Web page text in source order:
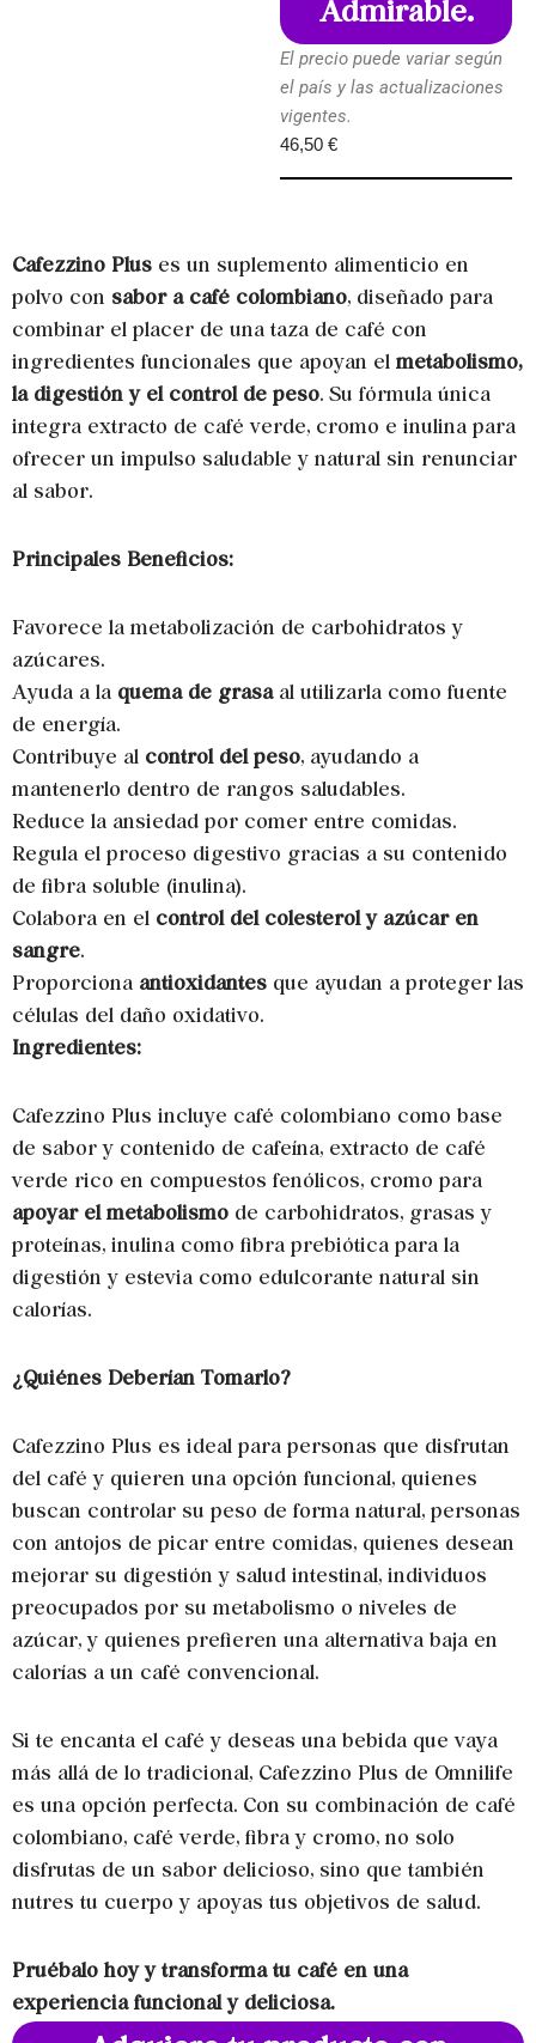
Admirable.
El precio puede variar según
el país y las actualizaciones
vigentes.
46,50 €
Cafezzino Plus es un suplemento alimenticio en
polvo con sabor a café colombiano, diseñado para
combinar el placer de una taza de café con
ingredientes funcionales que apoyan el metabolismo,
la digestión y el control de peso. Su fórmula única
integra extracto de café verde, cromo e inulina para
ofrecer un impulso saludable y natural sin renunciar
al sabor.
Principales Beneficios:
Favorece la metabolización de carbohidratos y
azúcares.
Ayuda a la quema de grasaal utilizarla como fuente
de energía.
Contribuye al control del peso, ayudando a
mantenerlo dentro de rangos saludables.
Reduce la ansiedad por comer entre comidas.
Regula el proceso digestivo gracias a su contenido
de fibra soluble (inulina).
Colabora en el control del colesterol y azúcar en
sangre.
Proporciona antioxidantes que ayudan a proteger las
células del daño oxidativo.
Ingredientes:
Cafezzino Plus incluye café colombiano como base
de sabor y contenido de cafeína, extracto de café
verde rico en compuestos fenólicos, cromo para
apoyar el metabolismo de carbohidratos, grasas y
proteínas, inulina como fibra prebiótica para la
digestión y estevia como edulcorante natural sin
calorías.
¿Quiénes Deberían Tomarlo?
Cafezzino Plus es ideal para personas que disfrutan
del café y quieren una opción funcional, quienes
buscan controlar su peso de forma natural, personas
con antojos de picar entre comidas, quienes desean
mejorar su digestión y salud intestinal, individuos
preocupados por su metabolismo o niveles de
azúcar, y quienes prefieren una alternativa baja en
calorías a un café convencional.
Si te encanta el café y deseas una bebida que vaya
más allá de lo tradicional, Cafezzino Plus de Omnilife
es una opción perfecta. Con su combinación de café
colombiano, café verde, fibra y cromo, no solo
disfrutas de un sabor delicioso, sino que también
nutres tu cuerpo y apoyas tus objetivos de salud.
Pruébalo hoy y transforma tu café en una
experiencia funcional y deliciosa.